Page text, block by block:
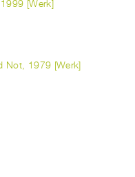
[Werk]
Not, 1979 [Werk]